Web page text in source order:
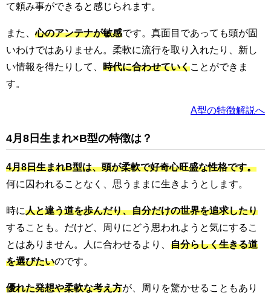
て頼み事ができると感じられます。
また、心のアンテナが敏感です。真面目であっても頭が固
いわけではありません。柔軟に流行を取り入れたり、新し
い情報を得たりして、 時代に合わせていく ことができま
す。
A型の特徴解説へ
4月8日生まれ×B型の特徴は？
4月8日生まれB型は、頭が柔軟で好奇心旺盛な性格です。
何に囚われることなく、思うままに生きようとします。
時に人と違う道を歩んだり、自分だけの世界を追求したり
することも。だけど、周りにどう思われようと気にするこ
とはありません。人に合わせるより、 自分らしく生きる道
を選びたいのです。
優れた発想や柔軟な考え方が、周りを驚かせることもあり